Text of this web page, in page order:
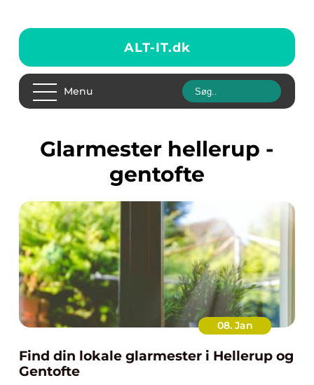
ALT-IT.dk
Menu
glarmester hellerup -
gentofte
08. Jan
Find din lokale glarmester i Hellerup og
Gentofte